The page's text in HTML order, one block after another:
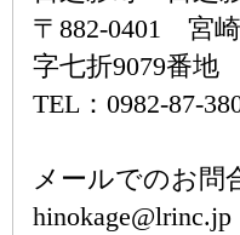
〒882-0401 宮
字七折9079番地
TEL：0982-87-
メールでのお問
hinokage@lrinc.jp